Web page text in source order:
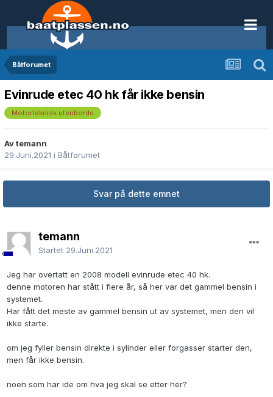
Båtforumet
Evinrude etec 40 hk får ikke bensin
Motorteknisk utenbords
Av temann
29.Juni.2021 i Båtforumet
Svar på dette emnet
temann
Startet 29.Juni.2021
Jeg har overtatt en 2008 modell evinrude etec 40 hk.
denne motoren har stått i flere år, så her var det gammel bensin i
systemet.
Har fått det meste av gammel bensin ut av systemet, men den vil
ikke starte.
om jeg fyller bensin direkte i sylinder eller forgasser starter den,
men får ikke bensin.
noen som har ide om hva jeg skal se etter her?